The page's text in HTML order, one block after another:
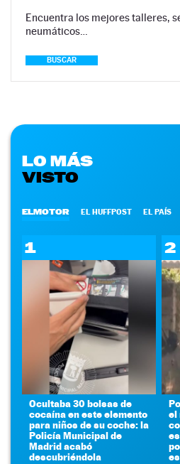
Encuentra los mejores talleres,
neumáticos…
BUSCAR
LO MÁS
VISTO
ELMOTOR EL HUFFPOST EL PAÍS
1
Ocultaba 30 bolsas de
cocaína en este elemento
para niños de su coche: la
Policía Municipal de
Madrid acabó
descubriéndola
2
el